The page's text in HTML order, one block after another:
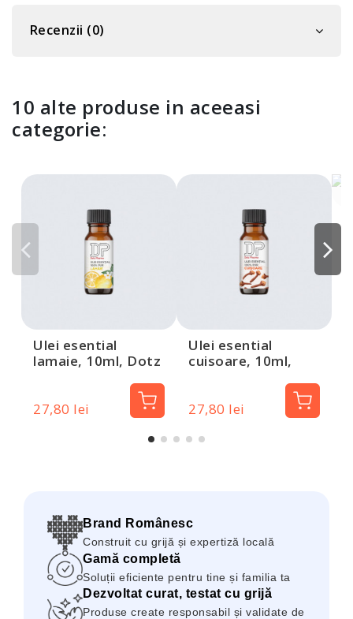
Recenzii (0)
10 alte produse in aceeasi
categorie:
Ulei esential
lamaie, 10ml, Dotz
27,80 lei
Ulei esential
cuisoare, 10ml,
27,80 lei
Brand Românesc
Construit cu grijă și expertiză locală
Gamă completă
Soluții eficiente pentru tine și familia ta
Dezvoltat curat, testat cu grijă
Produse create responsabil și validate de